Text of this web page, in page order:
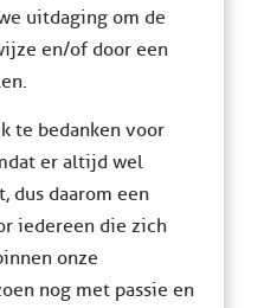
uitdaging om de
en/of door een
te bedanken voor
er altijd wel
dus daarom een
iedereen die zich
onze
nog met passie en